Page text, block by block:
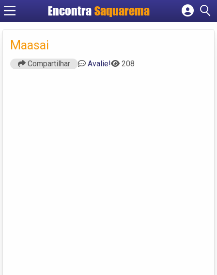
Encontra Saquarema
Cadastrar empresa
Maasai
Compartilhar Avalie! 208